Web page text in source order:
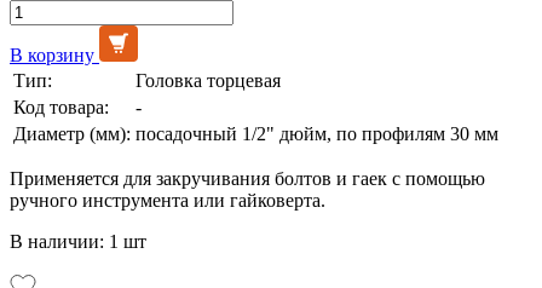
В корзину
Тип:
Головка торцевая
Код товара:
-
Диаметр (мм): посадочный 1/2" дюйм, по профилям 30 мм
Применяется для закручивания болтов и гаек с помощью
ручного инструмента или гайковерта.
В наличии: 1 шт